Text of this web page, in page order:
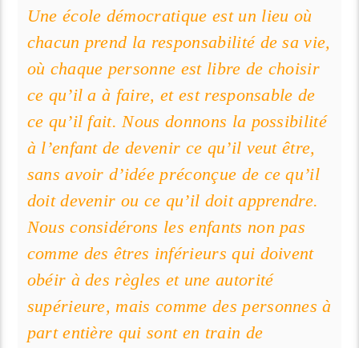
Une école démocratique est un lieu où
chacun prend la responsabilité de sa vie,
où chaque personne est libre de choisir
ce qu’il a à faire, et est responsable de
ce qu’il fait. Nous donnons la possibilité
à l’enfant de devenir ce qu’il veut être,
sans avoir d’idée préconçue de ce qu’il
doit devenir ou ce qu’il doit apprendre.
Nous considérons les enfants non pas
comme des êtres inférieurs qui doivent
obéir à des règles et une autorité
supérieure, mais comme des personnes à
part entière qui sont en train de